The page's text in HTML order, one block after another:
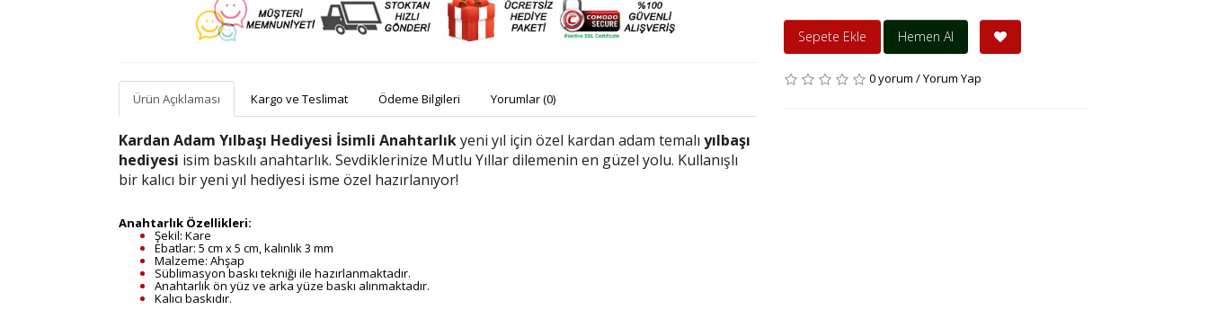
Ürün Açıklaması Kargo ve Teslimat Ödeme Bilgileri Yorumlar (0)
Kardan Adam Yılbaşı Hediyesi İsimli Anahtarlıkyeni yıl için özel kardan adam temalı yılbaşı
hediyesi isim baskılı anahtarlık. Sevdiklerinize Mutlu Yıllar dilemenin en güzel yolu. Kullanışlı
bir kalıcı bir yeni yıl hediyesi isme özel hazırlanıyor!
Anahtarlık Özellikleri:
Şekil: Kare
Ebatlar: 5 cm x 5 cm, kalınlık 3 mm
Malzeme: Ahşap
Süblimasyon baskı tekniği ile hazırlanmaktadır.
Anahtarlık ön yüz ve arka yüze baskı alınmaktadır.
Kalıcı baskıdır.
Sepete Ekle Hemen Al
0 yorum /Yorum Yap